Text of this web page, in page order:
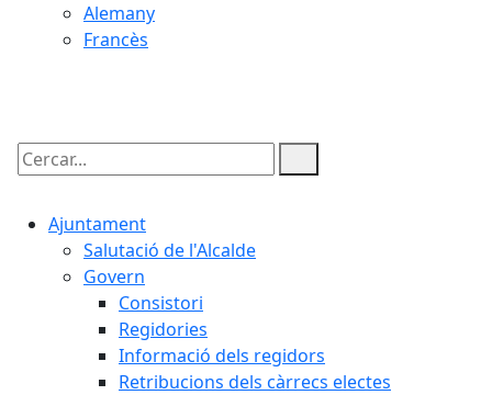
Alemany
Francès
Cercar:
Ajuntament
Salutació de l'Alcalde
Govern
Consistori
Regidories
Informació dels regidors
Retribucions dels càrrecs electes